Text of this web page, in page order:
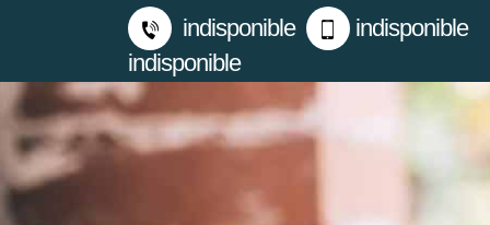
indisponible
indisponible
indisponible